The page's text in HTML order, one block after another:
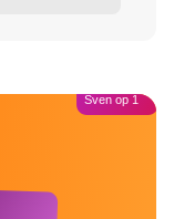
Sven op 1